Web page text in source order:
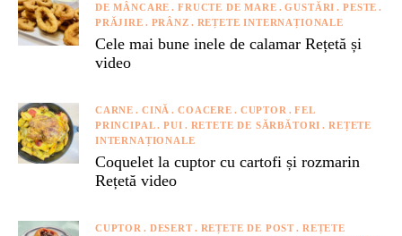
DE MÂNCARE
FRUCTE DE MARE GUSTĂRI
PESTE
PRĂJIRE
PRÂNZ REȚETE INTERNAȚIONALE
Cele mai bune inele de calamar Rețetă și
video
CARNE CINĂ COACERE CUPTOR
FEL
PRINCIPAL
PUI RETETE DE SĂRBĂTORI
REȚETE
INTERNAȚIONALE
Coquelet la cuptor cu cartofi și rozmarin
Rețetă video
CUPTOR DESERT REȚETE DE POST
REȚETE